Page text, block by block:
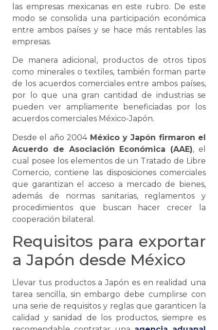
las empresas mexicanas en este rubro. De este
modo se consolida una participación económica
entre ambos países y se hace más rentables las
empresas.
De manera adicional, productos de otros tipos
como minerales o textiles, también forman parte
de los acuerdos comerciales entre ambos países,
por lo que una gran cantidad de industrias se
pueden ver ampliamente beneficiadas por los
acuerdos comerciales México-Japón.
Desde el año 2004 México y Japón firmaron el
Acuerdo de Asociación Económica (AAE), el
cual posee los elementos de un Tratado de Libre
Comercio, contiene las disposiciones comerciales
que garantizan el acceso a mercado de bienes,
además de normas sanitarias, reglamentos y
procedimientos que buscan hacer crecer la
cooperación bilateral.
Requisitos para exportar
a Japón desde México
Llevar tus productos a Japón es en realidad una
tarea sencilla, sin embargo debe cumplirse con
una serie de requisitos y reglas que garanticen la
calidad y sanidad de los productos, siempre es